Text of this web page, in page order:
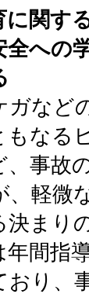
に関す
全への
ガなど
もなる
、事故
、軽微
決まり
年間指
おり、